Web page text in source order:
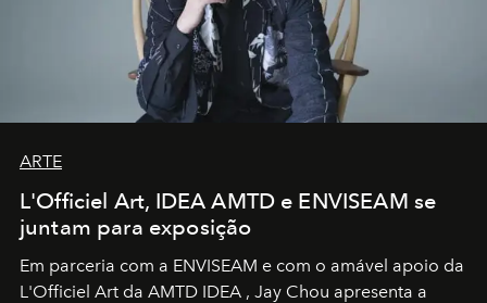
ARTE
L'Officiel Art, IDEA AMTD e ENVISEAM se
juntam para exposição
Em parceria com a ENVISEAM e com o amável apoio da
L'Officiel Art da AMTD IDEA , Jay Chou apresenta a